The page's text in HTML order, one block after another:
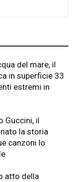
del mare, il
in superficie 33
estremi in
Guccini, il
la storia
canzoni lo
atto della